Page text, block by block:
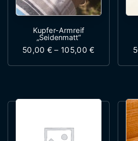
Kupfer-Armreif
„Seidenmatt“
50,00€ – 105,00€
Dieses Produkt